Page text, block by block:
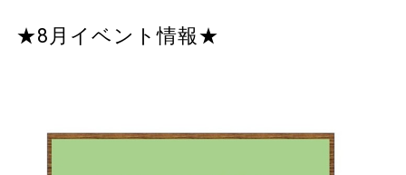
★8月イベント情報★